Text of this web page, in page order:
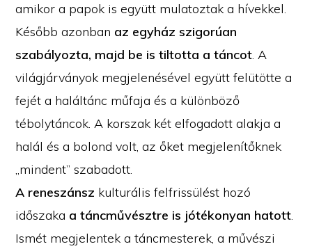
amikor a papok is együtt mulatoztak a hívekkel.
Később azonban az egyház szigorúan
szabályozta, majd be is tiltotta a táncot. A
világjárványok megjelenésével együtt felütötte a
fejét a haláltánc műfaja és a különböző
tébolytáncok. A korszak két elfogadott alakja a
halál és a bolond volt, az őket megjelenítőknek
„mindent” szabadott.
A reneszánsz kulturális felfrissülést hozó
időszaka a táncművésztre is jótékonyan hatott.
Ismét megjelentek a táncmesterek, a művészi